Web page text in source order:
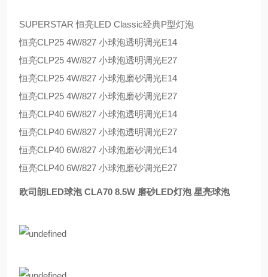
SUPERSTAR 恒亮LED Classic经典P型灯泡
恒亮CLP25 4W/827 小球泡透明调光E14
恒亮CLP25 4W/827 小球泡透明调光E27
恒亮CLP25 4W/827 小球泡磨砂调光E14
恒亮CLP25 4W/827 小球泡磨砂调光E27
恒亮CLP40 6W/827 小球泡透明调光E14
恒亮CLP40 6W/827 小球泡透明调光E27
恒亮CLP40 6W/827 小球泡磨砂调光E14
恒亮CLP40 6W/827 小球泡磨砂调光E27
欧司朗LED球泡 CLA70 8.5W 磨砂LED灯泡 星亮球泡